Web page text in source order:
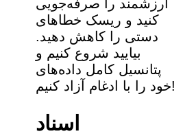
ارزشمند را صرفه‌جویی
کنید و ریسک خطاهای
دستی را کاهش دهید.
بیایید شروع کنیم و
پتانسیل کامل داده‌های
خود را با ادغام آزاد کنیم!
اسناد